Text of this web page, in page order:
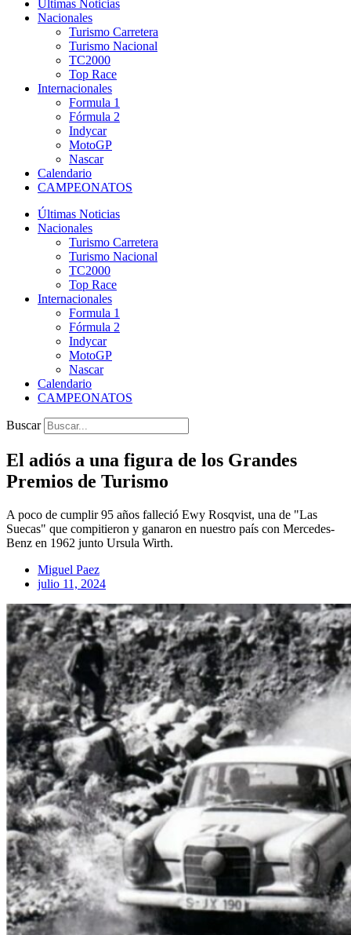
Últimas Noticias
Nacionales
Turismo Carretera
Turismo Nacional
TC2000
Top Race
Internacionales
Formula 1
Fórmula 2
Indycar
MotoGP
Nascar
Calendario
CAMPEONATOS
Últimas Noticias
Nacionales
Turismo Carretera
Turismo Nacional
TC2000
Top Race
Internacionales
Formula 1
Fórmula 2
Indycar
MotoGP
Nascar
Calendario
CAMPEONATOS
Buscar
El adiós a una figura de los Grandes
Premios de Turismo
A poco de cumplir 95 años falleció Ewy Rosqvist, una de "Las
Suecas" que compitieron y ganaron en nuestro país con Mercedes-
Benz en 1962 junto Ursula Wirth.
Miguel Paez
julio 11, 2024